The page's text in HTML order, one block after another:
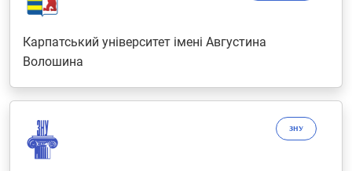
Карпатський університет імені Августина
Волошина
ЗНУ